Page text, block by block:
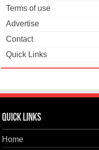
Terms of use
Advertise
Contact
Quick Links
Quick Links
Home